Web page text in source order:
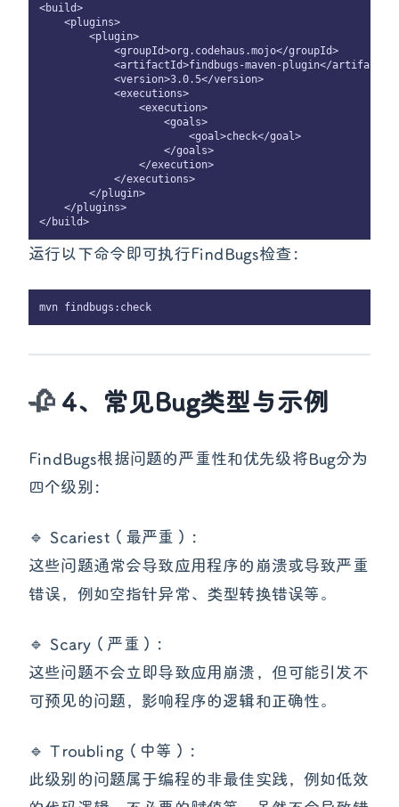
<build>
    <plugins>
        <plugin>
            <groupId>org.codehaus.mojo</groupId>
<artifactId>findbugs-maven-plugin</
            <version>3.0.5</version>
            <executions>
                <execution>
                    <goals>
                        <goal>check</goal>
                    </goals>
                </execution>
            </executions>
        </plugin>
    </plugins>
运行以下命令即可执行FindBugs检查：
4、常见Bug类型与示例
FindBugs根据问题的严重性和优先级将Bug分为
四个级别：
🔹 Scariest（最严重）：
这些问题通常会导致应用程序的崩溃或导致严重
错误，例如空指针异常、类型转换错误等。
🔹 Scary（严重）：
这些问题不会立即导致应用崩溃，但可能引发不
可预见的问题，影响程序的逻辑和正确性。
🔹 Troubling（中等）：
此级别的问题属于编程的非最佳实践，例如低效